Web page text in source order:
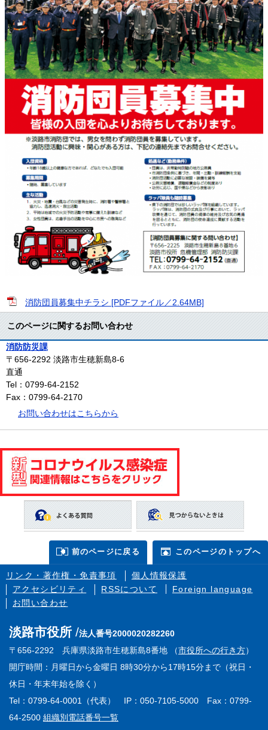
消防団員募集中チラシ [PDFファイル／2.64MB]
このページに関するお問い合わせ
消防防災課
〒656-2292 淡路市生穂新島8-6
直通
Tel：0799-64-2152
Fax：0799-64-2170
お問い合わせはこちらから
前のページに戻る このページのトップへ
リンク・著作権・免責事項
個人情報保護
アクセシビリティ
RSSについて
Foreign language
お問い合わせ
淡路市役所
法人番号2000020282260
〒656-2292 兵庫県淡路市生穂新島8番地 （市役所への行き方）
開庁時間：月曜日から金曜日 8時30分から17時15分まで（祝日・
休日・年末年始を除く）
Tel：0799-64-0001（代表） IP：050-7105-5000 Fax：0799-
64-2500 組織別電話番号一覧